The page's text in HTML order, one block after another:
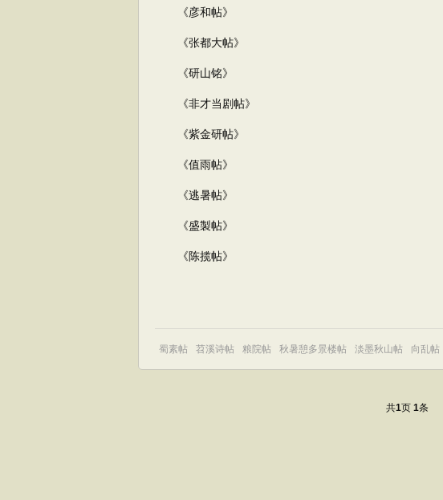
《彦和帖》
《张都大帖》
《研山铭》
《非才当剧帖》
《紫金研帖》
《值雨帖》
《逃暑帖》
《盛製帖》
《陈揽帖》
蜀素帖 苕溪诗帖 粮院帖 秋暑憩多景楼帖 淡墨秋山帖 向乱帖
共1页 1条